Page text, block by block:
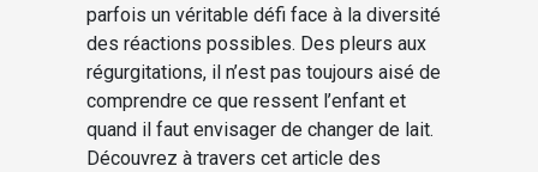
parfois un véritable défi face à la diversité
des réactions possibles. Des pleurs aux
régurgitations, il n’est pas toujours aisé de
comprendre ce que ressent l’enfant et
quand il faut envisager de changer de lait.
Découvrez à travers cet article des